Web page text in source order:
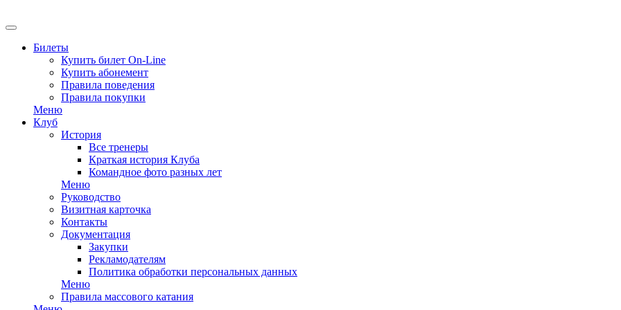
Билеты
Купить билет On-Line
Купить абонемент
Правила поведения
Правила покупки
Меню
Клуб
История
Все тренеры
Краткая история Клуба
Командное фото разных лет
Меню
Руководство
Визитная карточка
Контакты
Документация
Закупки
Рекламодателям
Политика обработки персональных данных
Меню
Правила массового катания